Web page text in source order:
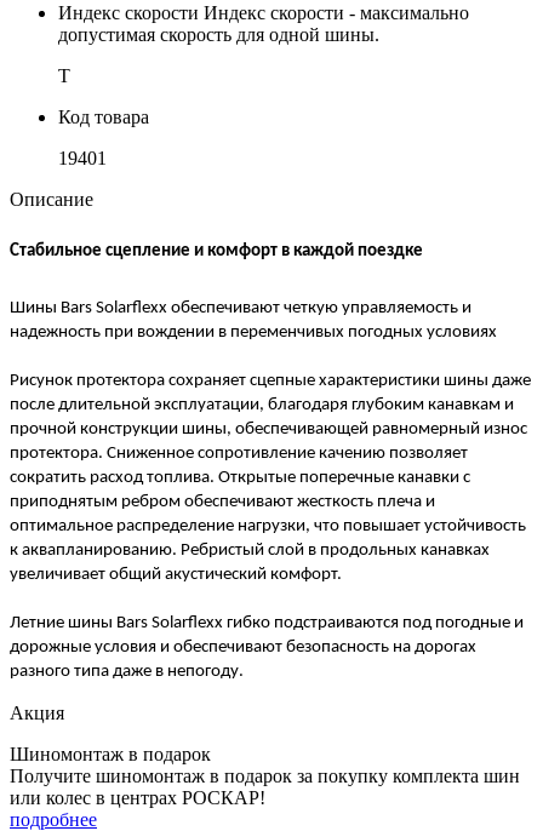
Индекс скорости Индекс скорости - максимально
допустимая скорость для одной шины.
T
Код товара
19401
Описание
Стабильное сцепление и комфорт в каждой поездке
Шины Bars Solarflexx обеспечивают четкую управляемость и
надежность при вождении в переменчивых погодных условиях
Рисунок протектора сохраняет сцепные характеристики шины даже
после длительной эксплуатации, благодаря глубоким канавкам и
прочной конструкции шины, обеспечивающей равномерный износ
протектора. Сниженное сопротивление качению позволяет
сократить расход топлива. Открытые поперечные канавки с
приподнятым ребром обеспечивают жесткость плеча и
оптимальное распределение нагрузки, что повышает устойчивость
к аквапланированию. Ребристый слой в продольных канавках
увеличивает общий акустический комфорт.
Летние шины Bars Solarflexx гибко подстраиваются под погодные и
дорожные условия и обеспечивают безопасность на дорогах
разного типа даже в непогоду.
Акция
Шиномонтаж в подарок
Получите шиномонтаж в подарок за покупку комплекта шин
или колес в центрах РОСКАР!
подробнее